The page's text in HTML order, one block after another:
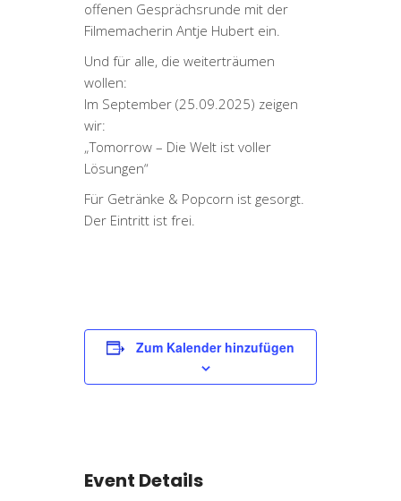
offenen Gesprächsrunde mit der
Filmemacherin Antje Hubert ein.
Und für alle, die weiterträumen
wollen:
Im September (25.09.2025) zeigen
wir:
„Tomorrow – Die Welt ist voller
Lösungen“
Für Getränke & Popcorn ist gesorgt.
Der Eintritt ist frei.
Zum Kalender hinzufügen
Event Details